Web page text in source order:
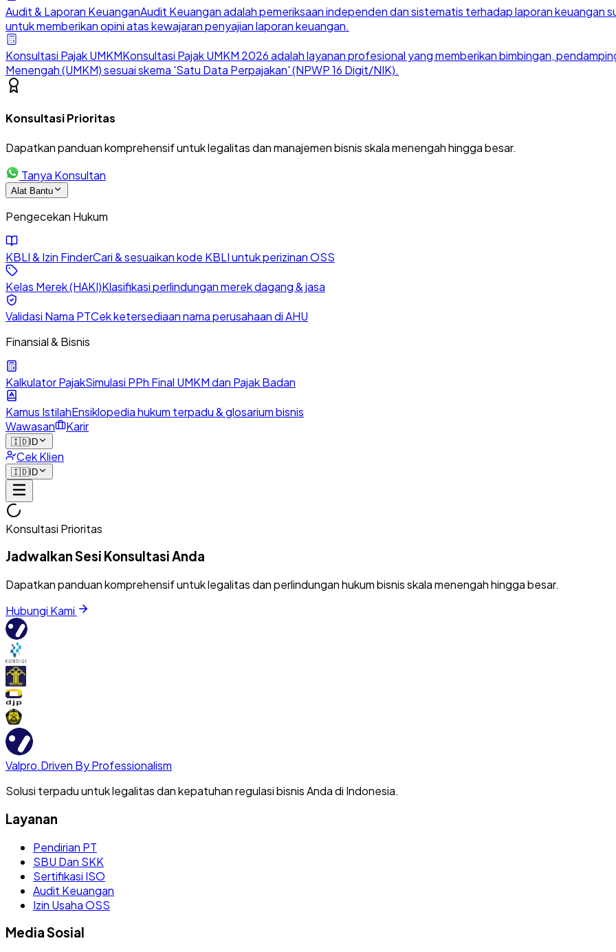
Audit & Laporan KeuanganAudit Keuangan adalah pemeriksaan independen dan sistematis terhadap laporan keuangan
untuk memberikan opini atas kewajaran penyajian laporan keuangan.
Konsultasi Pajak UMKMKonsultasi Pajak UMKM 2026 adalah layanan profesional yang memberikan bimbingan,
Menengah (UMKM) sesuai skema 'Satu Data Perpajakan' (NPWP 16 Digit/NIK).
Konsultasi Prioritas
Dapatkan panduan komprehensif untuk legalitas dan manajemen bisnis skala menengah hingga besar.
Tanya Konsultan
Alat Bantu
Pengecekan Hukum
KBLI & Izin FinderCari & sesuaikan kode KBLI untuk perizinan OSS
Kelas Merek (HAKI)Klasifikasi perlindungan merek dagang & jasa
Validasi Nama PTCek ketersediaan nama perusahaan di AHU
Finansial & Bisnis
Kalkulator PajakSimulasi PPh Final UMKM dan Pajak Badan
Kamus IstilahEnsiklopedia hukum terpadu & glosarium bisnis
Wawasan
Karir
🇮🇩ID
Cek Klien
🇮🇩ID
Konsultasi Prioritas
Jadwalkan Sesi Konsultasi Anda
Dapatkan panduan komprehensif untuk legalitas dan perlindungan hukum bisnis skala menengah hingga besar.
Hubungi Kami
Valpro.Driven By Professionalism
Solusi terpadu untuk legalitas dan kepatuhan regulasi bisnis Anda di Indonesia.
Layanan
Pendirian PT
SBU Dan SKK
Sertifikasi ISO
Audit Keuangan
Izin Usaha OSS
Media Sosial